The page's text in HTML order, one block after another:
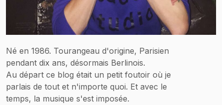
Né en 1986. Tourangeau d'origine, Parisien
pendant dix ans, désormais Berlinois.
Au départ ce blog était un petit foutoir où je
parlais de tout et n'importe quoi. Et avec le
temps, la musique s'est imposée.